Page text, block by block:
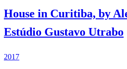
House in Curitiba, by
Estúdio Gustavo Utrabo
2017